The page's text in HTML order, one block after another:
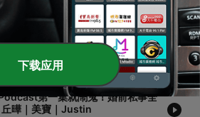
！回來就翻臉！開放式旅伴怎麼安
｜阿梅｜賴珮如
第一集就鬧鬼！婚前私事全
曄｜美寶｜Justin
下载应用